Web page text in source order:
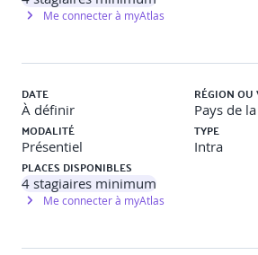
· Architecture
· Namespace
· Service et gestion du réseau
· Déploiement
· Stockage
· Quota
Me connecter à myAtlas
DATE
À définir
RÉGION
Pays de
MODALITÉ
Présentiel
TYPE
Intra
PLACES DISPONIBLES
4 stagiaires minimum
Me connecter à myAtlas